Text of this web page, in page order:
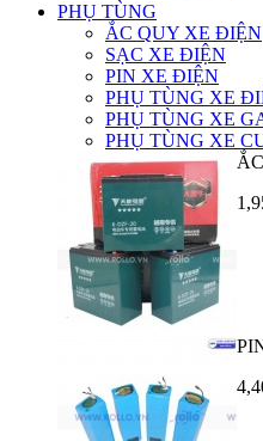
PHỤ TÙNG
ẮC QUY XE ĐIỆN
SẠC XE ĐIỆN
PIN XE ĐIỆN
PHỤ TÙNG XE
PHỤ TÙNG XE
PHỤ TÙNG XE